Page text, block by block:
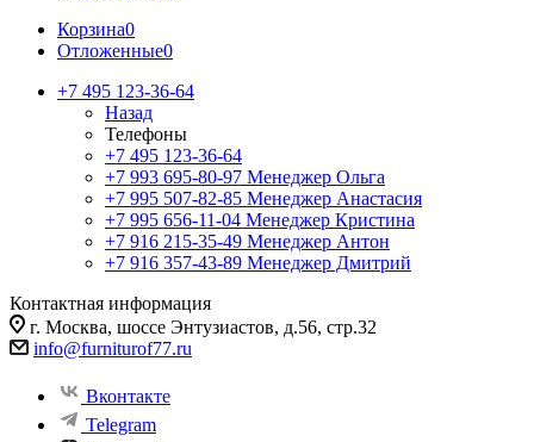
Корзина0
Отложенные0
+7 495 123-36-64
Назад
Телефоны
+7 495 123-36-64
+7 993 695-80-97 Менеджер Ольга
+7 995 507-82-85 Менеджер Анастасия
+7 995 656-11-04 Менеджер Кристина
+7 916 215-35-49 Менеджер Антон
+7 916 357-43-89 Менеджер Дмитрий
Контактная информация
г. Москва, шоссе Энтузиастов, д.56, стр.32
info@furniturof77.ru
Вконтакте
Telegram